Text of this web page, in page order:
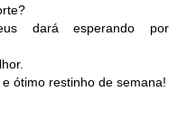
dará esperando por
ótimo restinho de semana!